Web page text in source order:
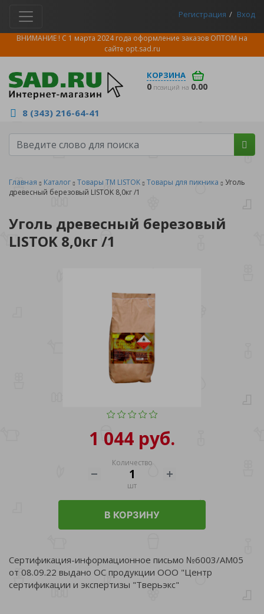
Регистрация Вход
ВНИМАНИЕ ! С 1 марта 2024 года оформление заказов ОПТОМ на
сайте opt.sad.ru
КОРЗИНА
0 позиций на 0.00
8 (343) 216-64-41
Главная Каталог Товары ТМ LISTOK Товары для пикника
Уголь
древесный березовый LISTOK 8,0кг /1
Уголь древесный березовый
LISTOK 8,0кг /1
1 044 руб.
Количество
шт
В КОРЗИНУ
Сертификация-информационное письмо №6003/АМ05
от 08.09.22 выдано ОС продукции ООО "Центр
сертификации и экспертизы "Тверьэкс"